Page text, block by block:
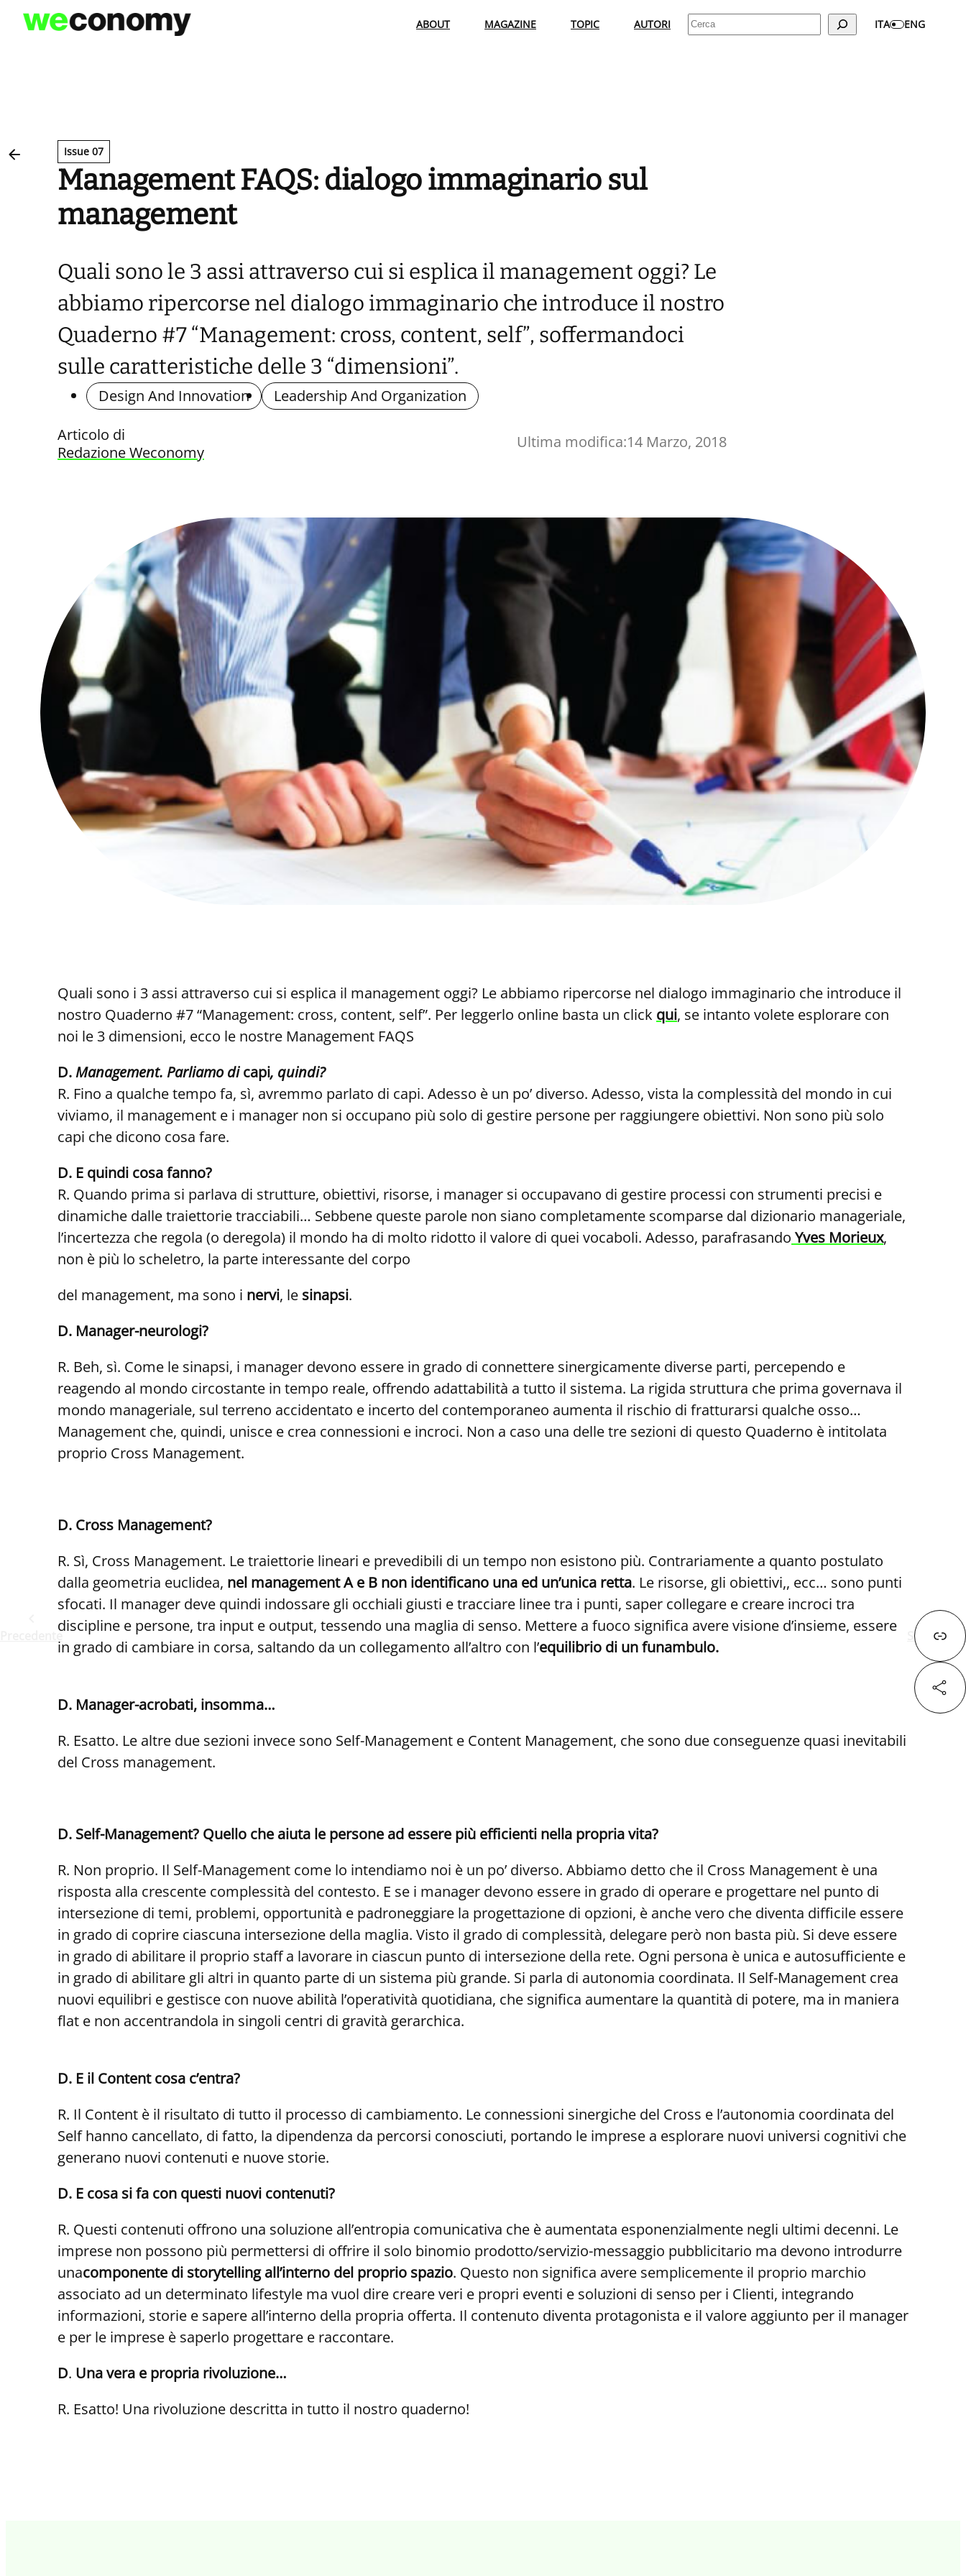
Vai
ABOUT MAGAZINE TOPIC AUTORI Cerca ITA ENG
Issue 07
Management FAQS: dialogo immaginario sul
management
Quali sono le 3 assi attraverso cui si esplica il management oggi? Le
abbiamo ripercorse nel dialogo immaginario che introduce il nostro
Quaderno #7 “Management: cross, content, self”, soffermandoci
sulle caratteristiche delle 3 “dimensioni”.
Design And Innovation
Leadership And Organization
Articolo di
Redazione Weconomy
Ultima modifica:14 Marzo, 2018
Quali sono i 3 assi attraverso cui si esplica il management oggi? Le abbiamo ripercorse nel dialogo immaginario che introduce il
nostro Quaderno #7 “Management: cross, content, self”. Per leggerlo online basta un click qui, se intanto volete esplorare con
noi le 3 dimensioni, ecco le nostre Management FAQS
D.Management. Parliamo dicapi, quindi?
R. Fino a qualche tempo fa, sì, avremmo parlato di capi. Adesso è un po’ diverso. Adesso, vista la complessità del mondo in cui
viviamo, il management e i manager non si occupano più solo di gestire persone per raggiungere obiettivi. Non sono più solo
capi che dicono cosa fare.
D. E quindi cosa fanno?
R. Quando prima si parlava di strutture, obiettivi, risorse, i manager si occupavano di gestire processi con strumenti precisi e
dinamiche dalle traiettorie tracciabili… Sebbene queste parole non siano completamente scomparse dal dizionario manageriale,
l’incertezza che regola (o deregola) il mondo ha di molto ridotto il valore di quei vocaboli. Adesso, parafrasando Yves Morieux,
non è più lo scheletro, la parte interessante del corpo
del management, ma sono i nervi, le sinapsi.
D. Manager-neurologi?
R. Beh, sì. Come le sinapsi, i manager devono essere in grado di connettere sinergicamente diverse parti, percependo e
reagendo al mondo circostante in tempo reale, offrendo adattabilità a tutto il sistema. La rigida struttura che prima governava il
mondo manageriale, sul terreno accidentato e incerto del contemporaneo aumenta il rischio di fratturarsi qualche osso…
Management che, quindi, unisce e crea connessioni e incroci. Non a caso una delle tre sezioni di questo Quaderno è intitolata
proprio Cross Management.
D. Cross Management?
R. Sì, Cross Management. Le traiettorie lineari e prevedibili di un tempo non esistono più. Contrariamente a quanto postulato
dalla geometria euclidea, nel management A e B non identificano una ed un’unica retta. Le risorse, gli obiettivi,, ecc… sono punti
sfocati. Il manager deve quindi indossare gli occhiali giusti e tracciare linee tra i punti, saper collegare e creare incroci tra
discipline e persone, tra input e output, tessendo una maglia di senso. Mettere a fuoco significa avere visione d’insieme, essere
in grado di cambiare in corsa, saltando da un collegamento all’altro con l’equilibrio di un funambulo.
D. Manager-acrobati, insomma…
R. Esatto. Le altre due sezioni invece sono Self-Management e Content Management, che sono due conseguenze quasi inevitabili
del Cross management.
D. Self-Management? Quello che aiuta le persone ad essere più efficienti nella propria vita?
R. Non proprio. Il Self-Management come lo intendiamo noi è un po’ diverso. Abbiamo detto che il Cross Management è una
risposta alla crescente complessità del contesto. E se i manager devono essere in grado di operare e progettare nel punto di
intersezione di temi, problemi, opportunità e padroneggiare la progettazione di opzioni, è anche vero che diventa difficile essere
in grado di coprire ciascuna intersezione della maglia. Visto il grado di complessità, delegare però non basta più. Si deve essere
in grado di abilitare il proprio staff a lavorare in ciascun punto di intersezione della rete. Ogni persona è unica e autosufficiente e
in grado di abilitare gli altri in quanto parte di un sistema più grande. Si parla di autonomia coordinata. Il Self-Management crea
nuovi equilibri e gestisce con nuove abilità l’operatività quotidiana, che significa aumentare la quantità di potere, ma in maniera
flat e non accentrandola in singoli centri di gravità gerarchica.
D. E il Content cosa c’entra?
R. Il Content è il risultato di tutto il processo di cambiamento. Le connessioni sinergiche del Cross e l’autonomia coordinata del
Self hanno cancellato, di fatto, la dipendenza da percorsi conosciuti, portando le imprese a esplorare nuovi universi cognitivi che
generano nuovi contenuti e nuove storie.
D. E cosa si fa con questi nuovi contenuti?
R. Questi contenuti offrono una soluzione all’entropia comunicativa che è aumentata esponenzialmente negli ultimi decenni. Le
imprese non possono più permettersi di offrire il solo binomio prodotto/servizio-messaggio pubblicitario ma devono introdurre
unacomponente di storytelling all’interno del proprio spazio. Questo non significa avere semplicemente il proprio marchio
associato ad un determinato lifestyle ma vuol dire creare veri e propri eventi e soluzioni di senso per i Clienti, integrando
informazioni, storie e sapere all’interno della propria offerta. Il contenuto diventa protagonista e il valore aggiunto per il manager
e per le imprese è saperlo progettare e raccontare.
D. Una vera e propria rivoluzione…
R. Esatto! Una rivoluzione descritta in tutto il nostro quaderno!
Precedente Successivo